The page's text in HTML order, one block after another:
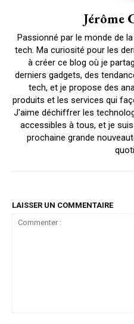
Jérôme
Passionné par le monde de
tech. Ma curiosité pour les
à créer ce blog où je
derniers gadgets, des
tech, et je propose des
produits et les services qui
J'aime déchiffrer les
accessibles à tous, et je
prochaine grande
LAISSER UN COMMENTAIRE